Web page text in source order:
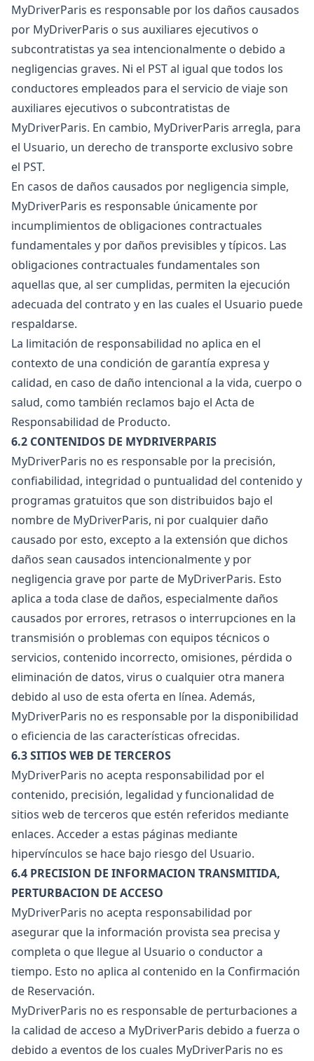
MyDriverParis es responsable por los daños causados
por MyDriverParis o sus auxiliares ejecutivos o
subcontratistas ya sea intencionalmente o debido a
negligencias graves. Ni el PST al igual que todos los
conductores empleados para el servicio de viaje son
auxiliares ejecutivos o subcontratistas de
MyDriverParis. En cambio, MyDriverParis arregla, para
el Usuario, un derecho de transporte exclusivo sobre
el PST.
En casos de daños causados por negligencia simple,
MyDriverParis es responsable únicamente por
incumplimientos de obligaciones contractuales
fundamentales y por daños previsibles y típicos. Las
obligaciones contractuales fundamentales son
aquellas que, al ser cumplidas, permiten la ejecución
adecuada del contrato y en las cuales el Usuario puede
respaldarse.
La limitación de responsabilidad no aplica en el
contexto de una condición de garantía expresa y
calidad, en caso de daño intencional a la vida, cuerpo o
salud, como también reclamos bajo el Acta de
Responsabilidad de Producto.
6.2 CONTENIDOS DE MYDRIVERPARIS
MyDriverParis no es responsable por la precisión,
confiabilidad, integridad o puntualidad del contenido y
programas gratuitos que son distribuidos bajo el
nombre de MyDriverParis, ni por cualquier daño
causado por esto, excepto a la extensión que dichos
daños sean causados intencionalmente y por
negligencia grave por parte de MyDriverParis. Esto
aplica a toda clase de daños, especialmente daños
causados por errores, retrasos o interrupciones en la
transmisión o problemas con equipos técnicos o
servicios, contenido incorrecto, omisiones, pérdida o
eliminación de datos, virus o cualquier otra manera
debido al uso de esta oferta en línea. Además,
MyDriverParis no es responsable por la disponibilidad
o eficiencia de las características ofrecidas.
6.3 SITIOS WEB DE TERCEROS
MyDriverParis no acepta responsabilidad por el
contenido, precisión, legalidad y funcionalidad de
sitios web de terceros que estén referidos mediante
enlaces. Acceder a estas páginas mediante
hipervínculos se hace bajo riesgo del Usuario.
6.4 PRECISION DE INFORMACION TRANSMITIDA,
PERTURBACION DE ACCESO
MyDriverParis no acepta responsabilidad por
asegurar que la información provista sea precisa y
completa o que llegue al Usuario o conductor a
tiempo. Esto no aplica al contenido en la Confirmación
de Reservación.
MyDriverParis no es responsable de perturbaciones a
la calidad de acceso a MyDriverParis debido a fuerza o
debido a eventos de los cuales MyDriverParis no es